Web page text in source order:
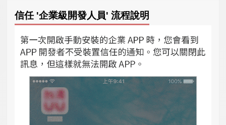
信任 '企業級開發人員' 流程說明